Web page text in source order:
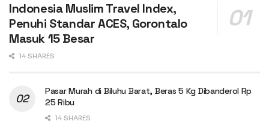
Indonesia Muslim Travel Index,
Penuhi Standar ACES, Gorontalo
Masuk 15 Besar
14 SHARES
Pasar Murah di Biluhu Barat, Beras 5 Kg Dibanderol Rp
25 Ribu
14 SHARES